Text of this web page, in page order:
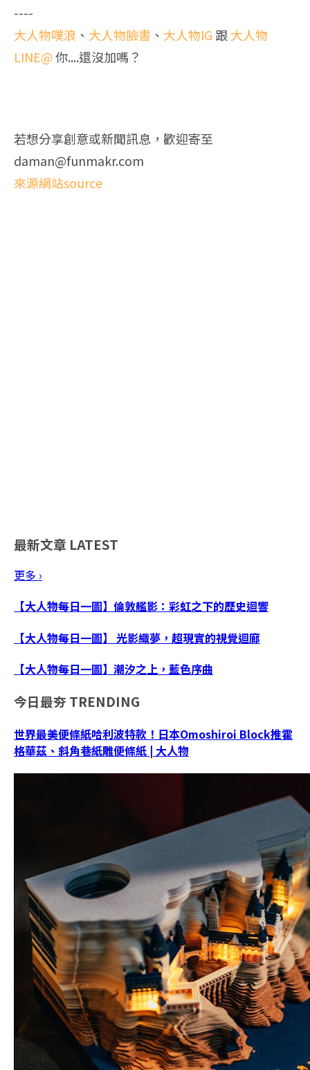
----
大人物噗浪 、 大人物臉書 、 大人物IG 跟大人物
LINE@你....還沒加嗎？
若想分享創意或新聞訊息，歡迎寄至
daman@funmakr.com
來源網站source
最新文章 LATEST
更多 ›
【大人物每日一圖】倫敦艦影：彩虹之下的歷史迴響
【大人物每日一圖】 光影織夢，超現實的視覺迴廊
【大人物每日一圖】潮汐之上，藍色序曲
今日最夯 TRENDING
世界最美便條紙哈利波特款！日本Omoshiroi Block推霍
格華茲、斜角巷紙雕便條紙 | 大人物